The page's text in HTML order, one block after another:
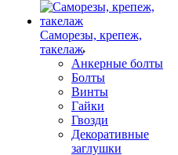
Саморезы, крепеж,
такелаж
Анкерные болты
Болты
Винты
Гайки
Гвозди
Декоративные
заглушки